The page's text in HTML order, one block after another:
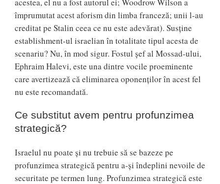
împrumutat acest aforism din limba franceză; unii l-au
creditat pe Stalin ceea ce nu este adevărat). Susține
establishment-ul israelian în totalitate tipul acesta de
scenariu? Nu, în mod sigur. Fostul șef al Mossad-ului,
Ephraim Halevi, este una dintre vocile proeminente
care avertizează că eliminarea oponenților în acest fel
nu este recomandată.
Ce substitut avem pentru profunzimea
strategică?
Israelul nu poate și nu trebuie să se bazeze pe
profunzimea strategică pentru a-și îndeplini nevoile de
securitate pe termen lung. Profunzimea strategică este